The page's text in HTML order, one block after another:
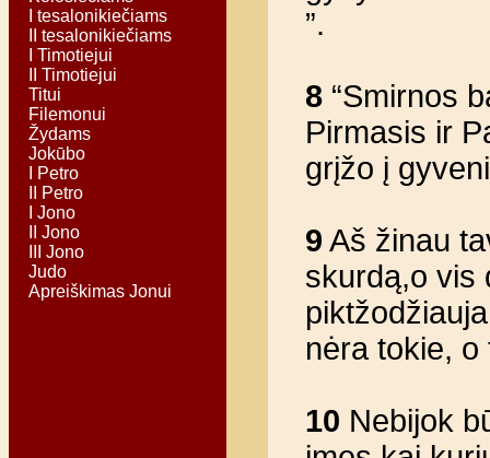
I tesalonikiečiams
II tesalonikiečiams
I Timotiejui
II Timotiejui
Titui
Filemonui
Žydams
Jokūbo
I Petro
II Petro
I Jono
II Jono
III Jono
Judo
Apreiškimas Jonui
”.
8 “Smirnos
Pirmasis ir
grįžo į
9 Aš žinau
skurdą,­o vis
nėra tokie,
10 Nebijok